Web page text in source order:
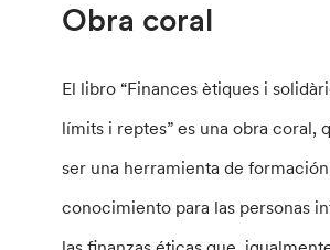
Obra coral
El libro “Finances ètiques i
límits i reptes” es una obra coral,
ser una herramienta de
conocimiento para las personas